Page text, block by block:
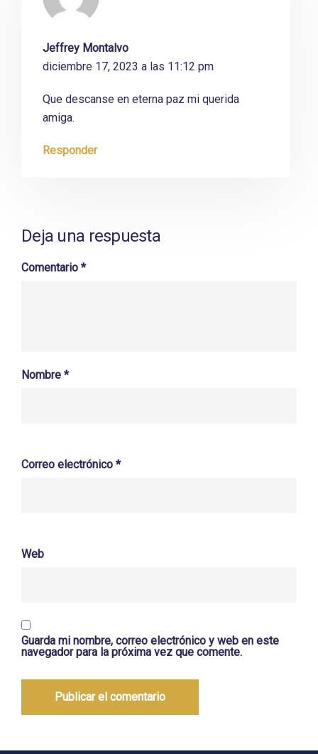
Jeffrey Montalvo
diciembre 17, 2023 a las 11:12 pm
Que descanse en eterna paz mi querida
amiga.
Responder
Deja una respuesta
Comentario *
Nombre *
Correo electrónico *
Web
Guarda mi nombre, correo electrónico y web en este
navegador para la próxima vez que comente.